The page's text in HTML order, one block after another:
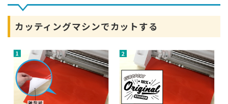
カッティングマシンでカットする